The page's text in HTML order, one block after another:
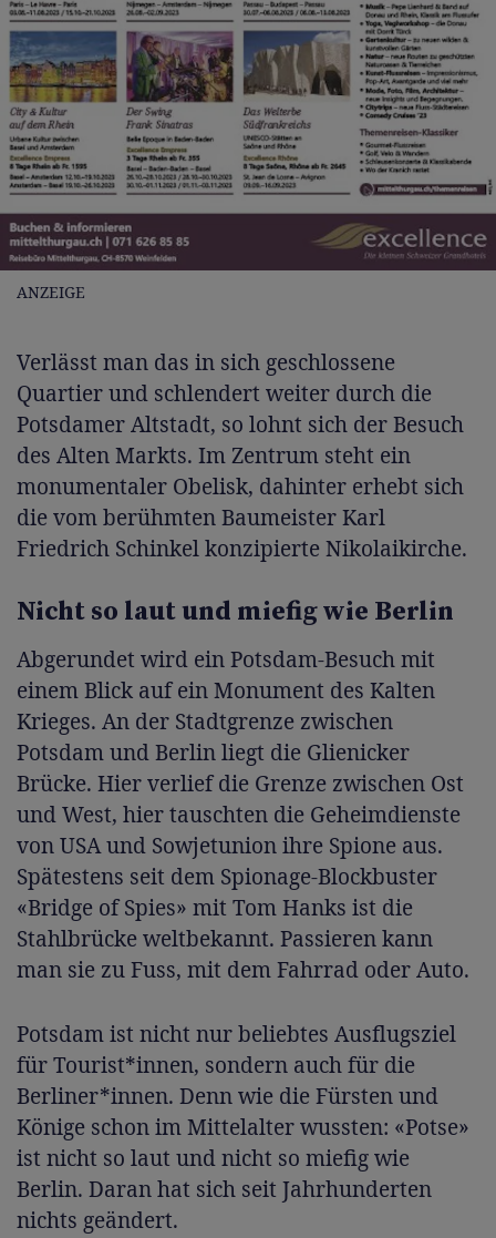
ANZEIGE
Verlässt man das in sich geschlossene
Quartier und schlendert weiter durch die
Potsdamer Altstadt, so lohnt sich der Besuch
des Alten Markts. Im Zentrum steht ein
monumentaler Obelisk, dahinter erhebt sich
die vom berühmten Baumeister Karl
Friedrich Schinkel konzipierte Nikolaikirche.
Nicht so laut und miefig wie Berlin
Abgerundet wird ein Potsdam-Besuch mit
einem Blick auf ein Monument des Kalten
Krieges. An der Stadtgrenze zwischen
Potsdam und Berlin liegt die Glienicker
Brücke. Hier verlief die Grenze zwischen Ost
und West, hier tauschten die Geheimdienste
von USA und Sowjetunion ihre Spione aus.
Spätestens seit dem Spionage-Blockbuster
«Bridge of Spies» mit Tom Hanks ist die
Stahlbrücke weltbekannt. Passieren kann
man sie zu Fuss, mit dem Fahrrad oder Auto.
Potsdam ist nicht nur beliebtes Ausflugsziel
für Tourist*innen, sondern auch für die
Berliner*innen. Denn wie die Fürsten und
Könige schon im Mittelalter wussten: «Potse»
ist nicht so laut und nicht so miefig wie
Berlin. Daran hat sich seit Jahrhunderten
nichts geändert.